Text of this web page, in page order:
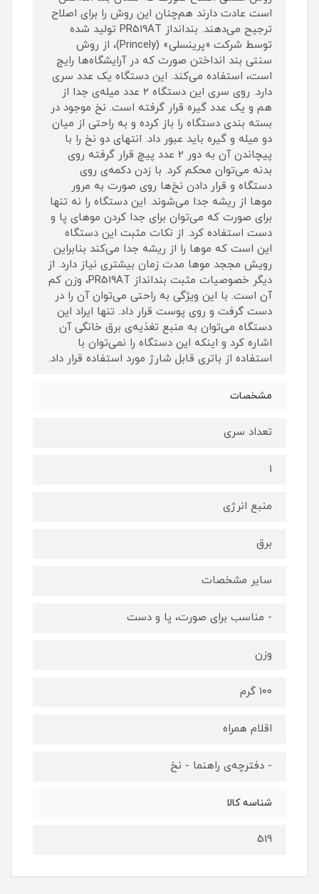
است عادت دارند هم‌چنان این روش را برای اصلاح
ترجیح می‌دهند. بندانداز PR519AT تولید شده
توسط شرکت «پرینسلی» (Princely)، از روش
سنتی بند انداختن صورت که در آرایشگاه‌ها رایج
است، استفاده می‌کند. این دستگاه یک عدد سری
دارد. روی سری این دستگاه 2 عدد میله‌ی جدا از
هم و یک عدد گیره قرار گرفته است. نخ موجود در
بسته بندی دستگاه را باز کرده و به راحتی از میان
دو میله و گیره باید عبور داد. انتهای دو نخ را با
پیچاندن آن به دور 2 عدد پیچ قرار گرفته روی
بدنه می‌توان محکم کرد. با زدن دکمه‌ی روی
دستگاه و قرار دادن نخ‌ها روی صورت به مرور
موها از ریشه جدا می‌شوند. این دستگاه را نه تنها
برای صورت که می‌توان برای جدا کردن موهای پا و
دست استفاده کرد. از نکات مثبت این دستگاه
این است که موها را از ریشه جدا می‌کند بنابراین
رویش مججد موها مدت زمان بیشتری نیاز دارد. از
دیگر خصوصیات مثبت بندانداز PR519AT، وزن کم
آن است. با این ویژگی به راحتی می‌توان آن را در
دست گرفت و روی پوست قرار داد. تنها ایراد این
دستگاه می‌توان به منبع تغذیه‌ی برق خانگی آن
اشاره کرد و اینکه این دستگاه را نمی‌توان با
استفاده از باتری قابل شارژ مورد استفاده قرار داد.
مشخصات
تعداد سری
۱
منبع انرژی
برق
سایر مشخصات
- مناسب برای صورت، پا و دست
وزن
۱۰۰ گرم
اقلام همراه
- دفترچه‌ی راهنما - نخ
شناسه کالا
519